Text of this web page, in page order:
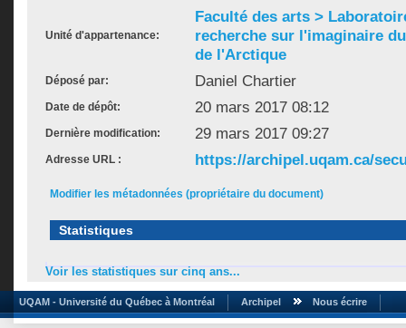
Unité d'appartenance:
Faculté des arts >
recherche sur l'imaginaire
de l'Arctique
Déposé par: Daniel Chartier
Date de dépôt: 20 mars 2017 08:12
Dernière modification: 29 mars 2017 09:27
Adresse URL : https://archipel.uqam.ca/
Modifier les métadonnées (propriétaire du document)
Statistiques
Voir les statistiques sur cinq ans...
UQAM - Université du Québec à Montréal Archipel Nous écrire